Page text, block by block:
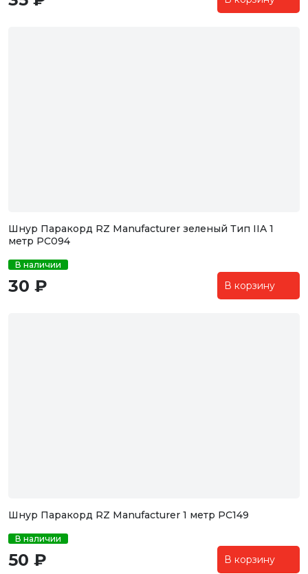
Шнур Паракорд RZ Manufacturer зеленый Тип IIA 1
метр PC094
В наличии
30 ₽ В корзину
Шнур Паракорд RZ Manufacturer 1 метр PC149
В наличии
50 ₽ В корзину